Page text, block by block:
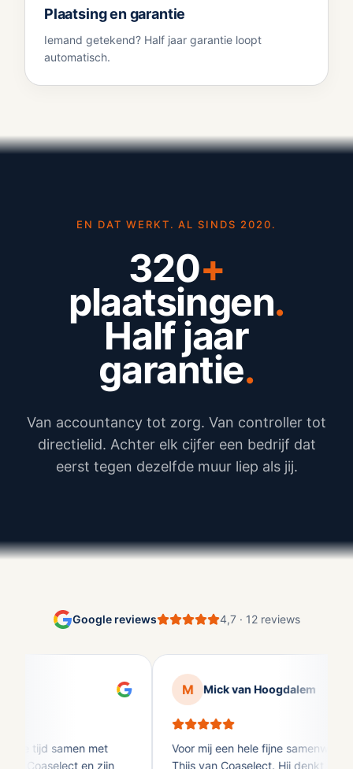
Plaatsing en garantie
Iemand getekend? Half jaar garantie loopt
automatisch.
EN DAT WERKT. AL SINDS 2020.
320+
plaatsingen.
Half jaar
garantie.
Van accountancy tot zorg. Van controller tot
directielid. Achter elk cijfer een bedrijf dat
eerst tegen dezelfde muur liep als jij.
Google reviews 4,7· 12reviews
tijd samen met
Coaselect en zijn
M Mick van Hoogdalem
Voor mij een hele fijne samenwerking
Thijs van Coaselect. Hij denkt met je